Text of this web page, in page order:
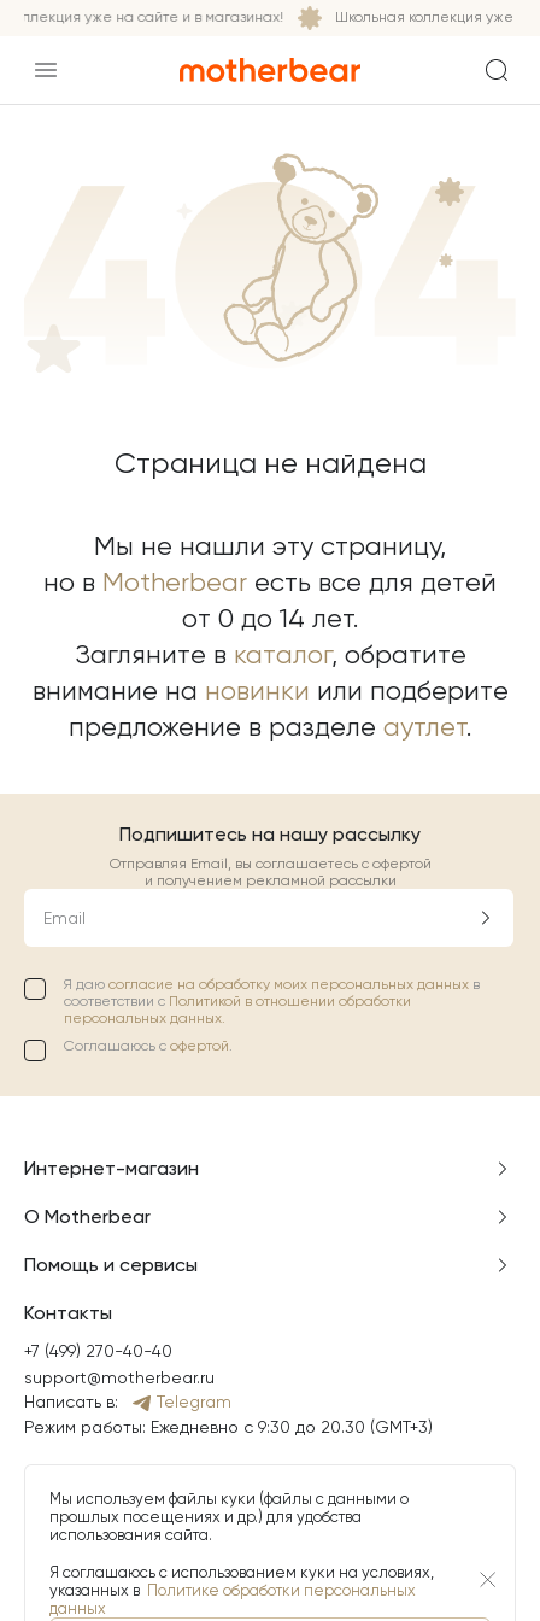
уже на сайте и в магазинах! Школьная коллекция уже на
Страница не найдена
Мы не нашли эту страницу,
но в Motherbear есть все для детей
от 0 до 14 лет.
Загляните в каталог, обратите
внимание на новинки или подберите
предложение в разделе аутлет.
Подпишитесь на нашу рассылку
Отправляя Email, вы соглашаетесь с офертой
и получением рекламной рассылки
Email
Я даю согласие на обработку моих персональных данных в
соответствии с Политикой в отношении обработки
персональных данных.
Соглашаюсь с офертой.
Интернет-магазин
О Motherbear
Помощь и сервисы
Контакты
+7 (499) 270-40-40
support@motherbear.ru
Написать в:
Telegram
Режим работы: Ежедневно с 9:30 до 20.30 (GMT+3)
Мы используем файлы куки (файлы с данными о
прошлых посещениях и др.) для удобства
использования сайта.
Я соглашаюсь с использованием куки на условиях,
указанных в Политике обработки персональных
данных